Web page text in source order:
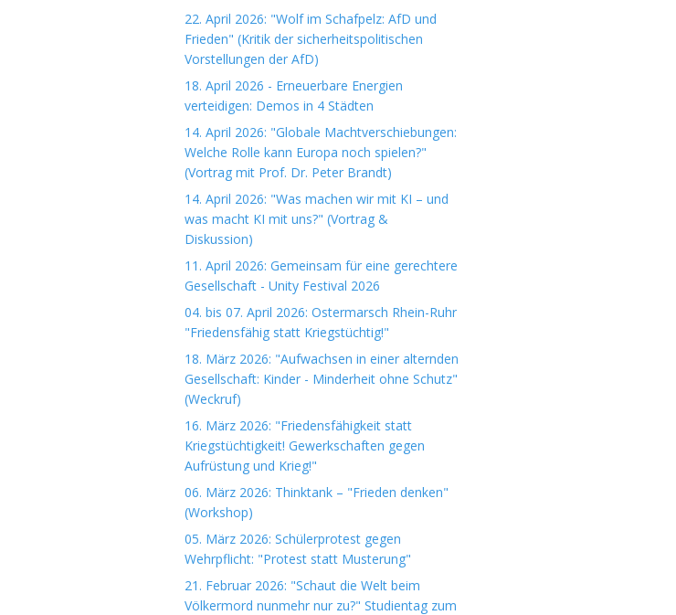
22. April 2026: "Wolf im Schafpelz: AfD und
Frieden" (Kritik der sicherheitspolitischen
Vorstellungen der AfD)
18. April 2026 - Erneuerbare Energien
verteidigen: Demos in 4 Städten
14. April 2026: "Globale Machtverschiebungen:
Welche Rolle kann Europa noch spielen?"
(Vortrag mit Prof. Dr. Peter Brandt)
14. April 2026: "Was machen wir mit KI – und
was macht KI mit uns?" (Vortrag &
Diskussion)
11. April 2026: Gemeinsam für eine gerechtere
Gesellschaft - Unity Festival 2026
04. bis 07. April 2026: Ostermarsch Rhein-Ruhr
"Friedensfähig statt Kriegstüchtig!"
18. März 2026: "Aufwachsen in einer alternden
Gesellschaft: Kinder - Minderheit ohne Schutz"
(Weckruf)
16. März 2026: "Friedensfähigkeit statt
Kriegstüchtigkeit! Gewerkschaften gegen
Aufrüstung und Krieg!"
06. März 2026: Thinktank – "Frieden denken"
(Workshop)
05. März 2026: Schülerprotest gegen
Wehrpflicht: "Protest statt Musterung"
21. Februar 2026: "Schaut die Welt beim
Völkermord nunmehr nur zu?" Studientag zum